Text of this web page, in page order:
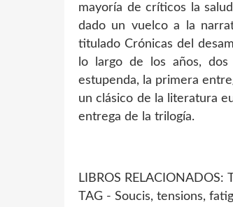
mayoría de críticos la
dado un vuelco a la
titulado Crónicas del
lo largo de los años,
estupenda, la primera
un clásico de la literatura
entrega de la trilogía.
LIBROS
TAG - Soucis, tensions,